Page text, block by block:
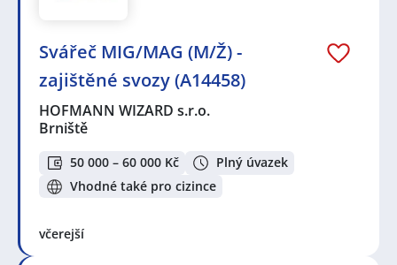
Svářeč MIG/MAG (M/Ž) -
zajištěné svozy (A14458)
HOFMANN WIZARD s.r.o.
Brniště
50 000 – 60 000 Kč
Plný úvazek
Vhodné také pro cizince
včerejší